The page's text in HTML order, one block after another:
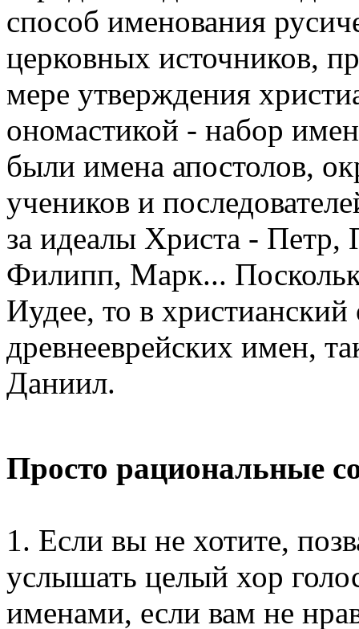
способ именования
церковных источников,
мере утверждения
ономастикой - набор
были имена апостолов,
учеников и
за идеалы Христа -
Филипп, Марк...
Иудее, то в
древнееврейских имен,
Даниил.
Просто рациональные
1. Если вы не хотите,
услышать целый хор
именами, если вам не